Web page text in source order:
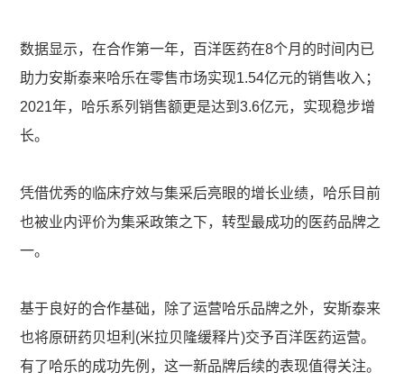
数据显示，在合作第一年，百洋医药在8个月的时间内已
助力安斯泰来哈乐在零售市场实现1.54亿元的销售收入；
2021年，哈乐系列销售额更是达到3.6亿元，实现稳步增
长。
凭借优秀的临床疗效与集采后亮眼的增长业绩，哈乐目前
也被业内评价为集采政策之下，转型最成功的医药品牌之
一。
基于良好的合作基础，除了运营哈乐品牌之外，安斯泰来
也将原研药贝坦利(米拉贝隆缓释片)交予百洋医药运营。
有了哈乐的成功先例，这一新品牌后续的表现值得关注。